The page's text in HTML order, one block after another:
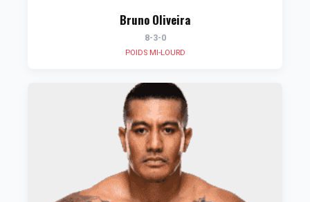
Bruno Oliveira
8-3-0
POIDS MI-LOURD